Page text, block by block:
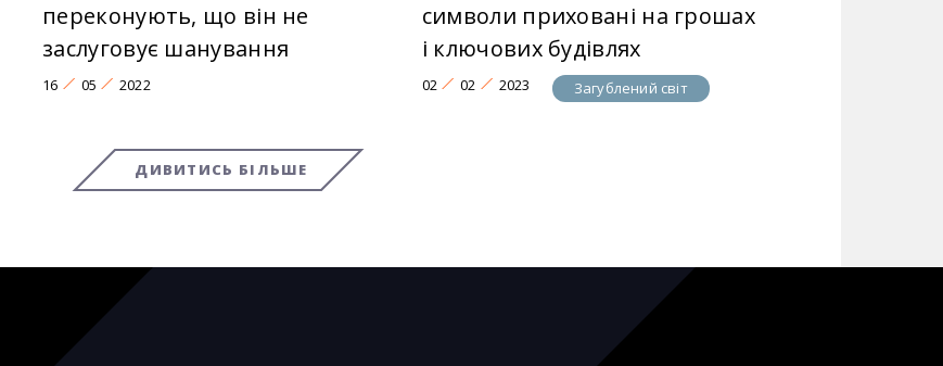
переконують, що він не
заслуговує шанування
16 05 2022
символи приховані на грошах
і ключових будівлях
02 02 2023 Загублений світ
ДИВИТИСЬ БІЛЬШЕ